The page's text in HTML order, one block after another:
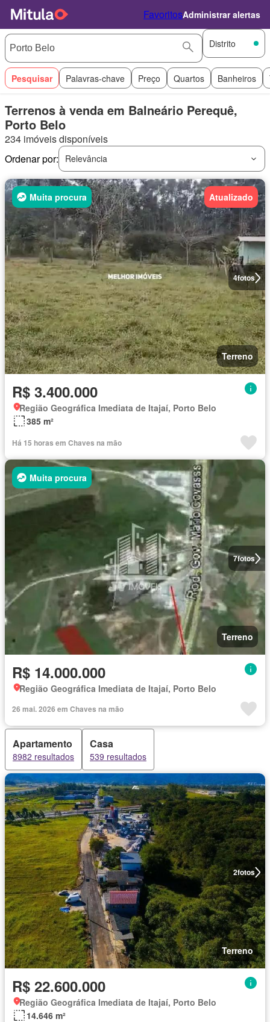
FavoritosAdministrar alertas
Distrito
Pesquisar Palavras-chave Preço Quartos Banheiros
Terrenos à venda em Balneário Perequê,
Porto Belo
234 imóveis disponíveis
Ordenar por:
Relevância
4fotos
Muita procura Atualizado
Terreno
R$ 3.400.000
Região Geográfica Imediata de Itajaí, Porto Belo
385 m²
Há 15 horas em Chaves na mão
7fotos
Muita procura
Terreno
R$ 14.000.000
Região Geográfica Imediata de Itajaí, Porto Belo
26 mai. 2026 em Chaves na mão
Apartamento
8982 resultados
Casa
539 resultados
2fotos
Terreno
R$ 22.600.000
Região Geográfica Imediata de Itajaí, Porto Belo
14.646 m²